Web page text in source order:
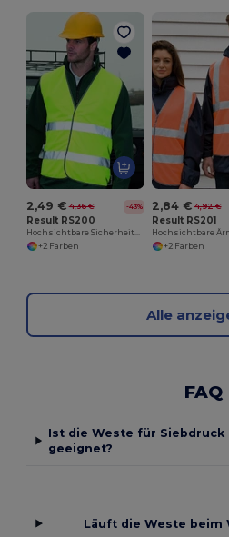
2,49 € 4,36 € -43%
Result RS200
Hochsichtbare Sicherheitsweste für Straßenprofis
+2 Farben
2,84 € 4,92 €
Result RS201
+2 Farben
Alle
FAQ
Ist die Weste für Siebdruck
geeignet?
Läuft die Weste beim